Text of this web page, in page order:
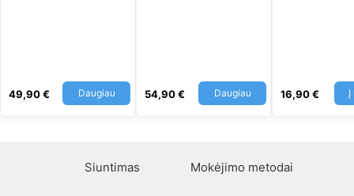
49,90€ Daugiau 54,90€ Daugiau 16,90€ Į
Siuntimas Mokėjimo metodai